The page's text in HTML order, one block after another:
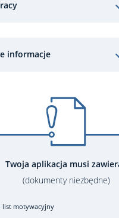
informacje
Twoja aplikacja musi
(dokumenty niezbędne)
list motywacyjny